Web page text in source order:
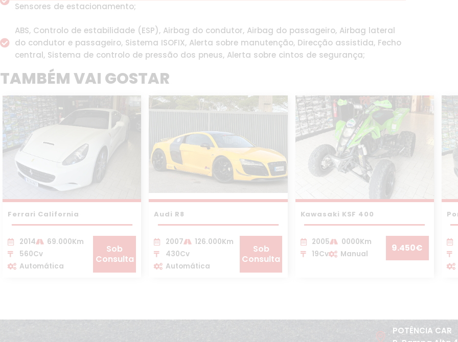
Sensores de estacionamento;
ABS, Controlo de estabilidade (ESP), Airbag do condutor, Airbag do passageiro, Airbag lateral
do condutor e passageiro, Sistema ISOFIX, Alerta sobre manutenção, Direcção assistida, Fecho
central, Sistema de controlo de pressão dos pneus, Alerta sobre cintos de segurança;
TAMBÉM VAI GOSTAR
Ferrari California
2014
69.000Km
560Cv
Automática
Sob
Consulta
Audi R8
2007
126.000Km
430Cv
Automática
Sob
Consulta
Kawasaki KSF 400
2005
0000Km
19Cv
Manual
9.450€
POTÊNCIA CAR